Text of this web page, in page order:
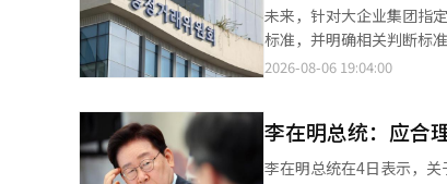
通公司处以的1万311亿韩元。 公平交易委员会披露的审查报告的长度约为12000页，包括证据材料
调查人的辩护权，公平交易委员会
始多次召开全体会议，对
料，但未提供相关书面文件
正委对世拉杰姆处以4300万元
示：“通过下游合同书将
平竞争基础的不当条款设
未来，针对大企业集团指
标准，并明确相关判断标
相关举报及资料提交义务
性显著或严重性相当且可
原则性举报标准。此前，
2026-08-06 19:04:00
李在明总统：应合
李在明总统在4日表示，关于